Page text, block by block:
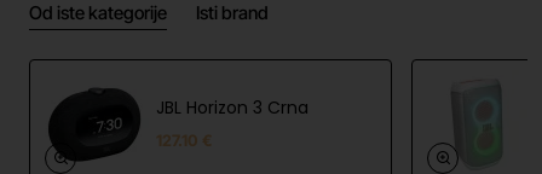
Subwoofer:
Ulazne opcije:
USB-A (do 64 GB)
Od iste kategorije Isti brand
JBL Horizon 3 Crna
127.10 €